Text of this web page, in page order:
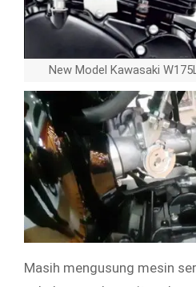
New Model Kawasaki
Masih mengusung mesin